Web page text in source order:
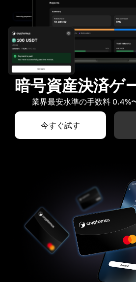
暗号資産決済ゲ
業界最安水準の手数料 0.4%
今すぐ試す